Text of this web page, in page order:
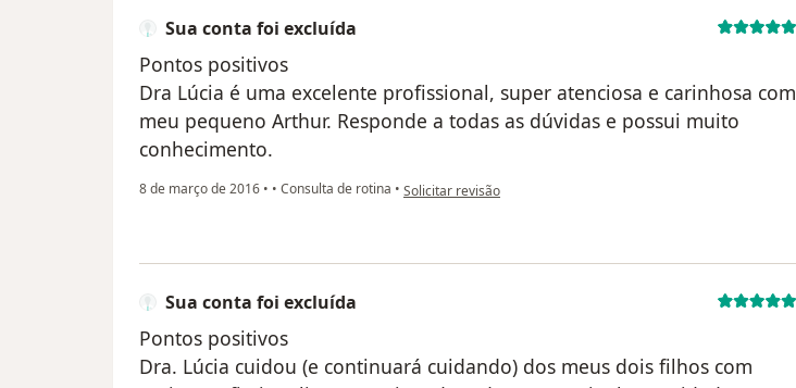
Sua conta foi excluída
Pontos positivos
Dra Lúcia é uma excelente profissional, super atenciosa e carinhosa com
meu pequeno Arthur. Responde a todas as dúvidas e possui muito
conhecimento.
8 de março de 2016 • • Consulta de rotina • na opinião do utilizador Sua conta foi excluída
Solicitar revisão
Sua conta foi excluída
Pontos positivos
Dra. Lúcia cuidou (e continuará cuidando) dos meus dois filhos com